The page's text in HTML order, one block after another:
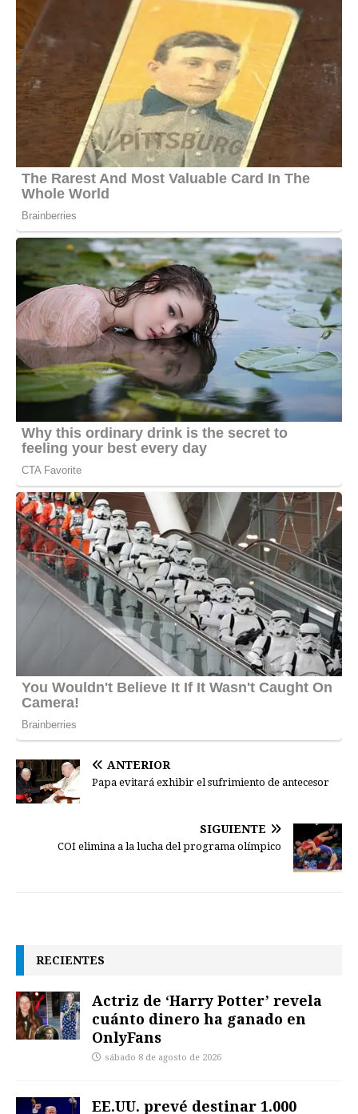
ANTERIOR
Papa evitará exhibir el sufrimiento de antecesor
SIGUIENTE
COI elimina a la lucha del programa olímpico
RECIENTES
Actriz de ‘Harry Potter’ revela
cuánto dinero ha ganado en
OnlyFans
sábado 8 de agosto de 2026
EE.UU. prevé destinar 1.000